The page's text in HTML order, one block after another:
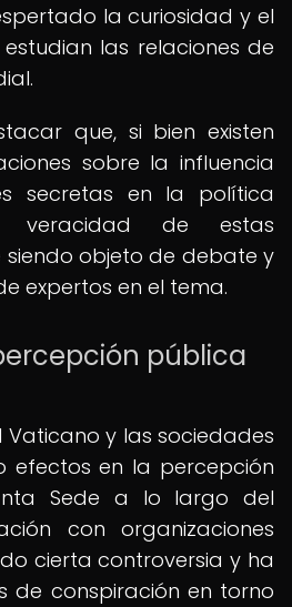
la curiosidad y el
las relaciones de
que, si bien existen
sobre la influencia
secretas en la política
veracidad de estas
siendo objeto de debate y
expertos en el tema.
pública
Vaticano y las sociedades
efectos en la percepción
Sede a lo largo del
con organizaciones
cierta controversia y ha
de conspiración en torno